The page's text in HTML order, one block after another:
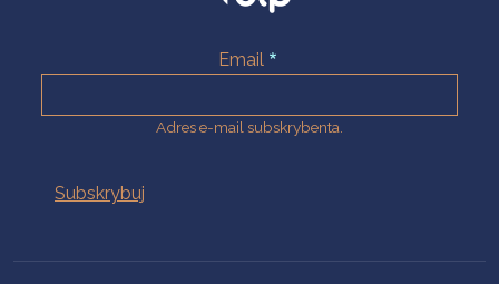
Email
Adres e-mail subskrybenta.